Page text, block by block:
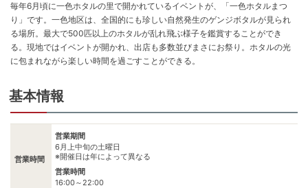
毎年6月頃に一色ホタルの里で開かれているイベントが、「一色ホタルまつ
り」です。一色地区は、全国的にも珍しい自然発生のゲンジボタルが見られ
る場所。最大で500匹以上のホタルが乱れ飛ぶ様子を鑑賞することができ
る。現地ではイベントが開かれ、出店も多数並びまさにお祭り。ホタルの光
に包まれながら楽しい時間を過ごすことができる。
基本情報
営業時間
営業期間
6月上中旬の土曜日
※開催日は年によって異なる
営業時間
16:00～22:00